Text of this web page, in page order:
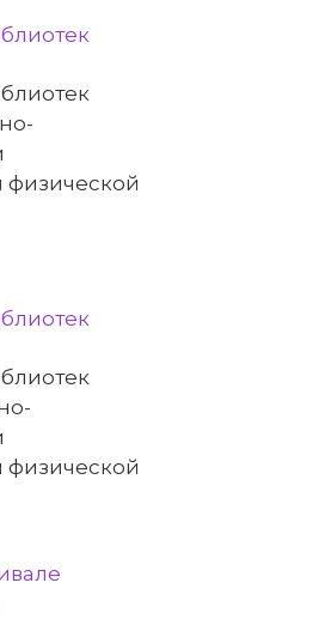
физической
физической